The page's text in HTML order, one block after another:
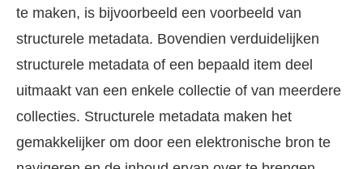
te maken, is bijvoorbeeld een voorbeeld van
structurele metadata. Bovendien verduidelijken
structurele metadata of een bepaald item deel
uitmaakt van een enkele collectie of van meerdere
collecties. Structurele metadata maken het
gemakkelijker om door een elektronische bron te